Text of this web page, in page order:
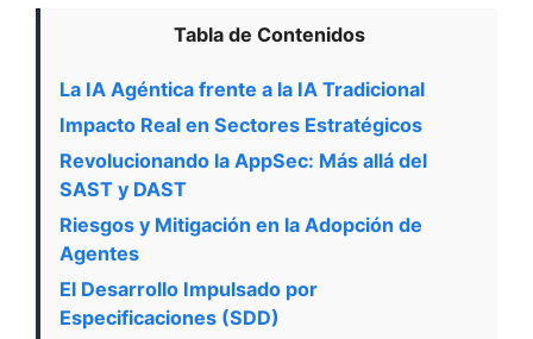
Tabla de Contenidos
La IA Agéntica frente a la IA Tradicional
Impacto Real en Sectores Estratégicos
Revolucionando la AppSec: Más allá del
SAST y DAST
Riesgos y Mitigación en la Adopción de
Agentes
El Desarrollo Impulsado por
Especificaciones (SDD)